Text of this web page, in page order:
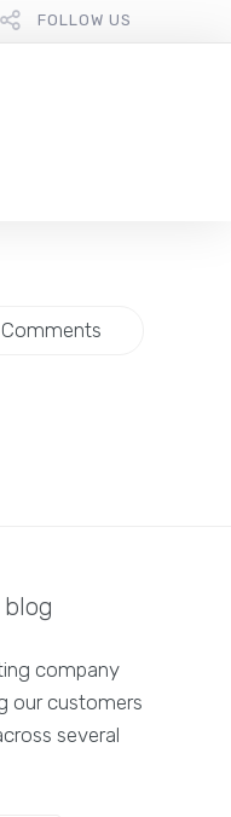
FOLLOW US
company
our customers
several